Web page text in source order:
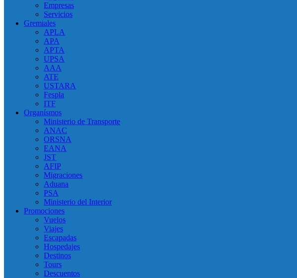
Empresas
Servicios
Gremiales
APLA
APA
APTA
UPSA
AAA
ATE
USTARA
Fespla
ITF
Organísmos
Ministerio de Transporte
ANAC
ORSNA
EANA
JST
AFIP
Migraciones
Aduana
PSA
Ministerio del Interior
Promociones
Vuelos
Viajes
Escapadas
Hospedajes
Destinos
Tours
Descuentos